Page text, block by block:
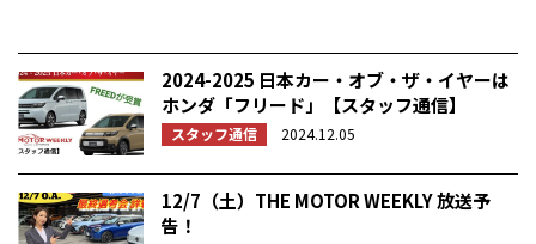
2024-2025 日本カー・オブ・ザ・イヤーは
ホンダ「フリード」【スタッフ通信】
スタッフ通信 2024.12.05
12/7（土）THE MOTOR WEEKLY 放送予
告！